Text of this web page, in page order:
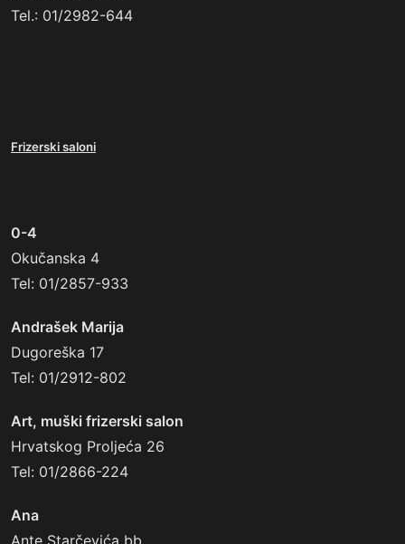
Tel.: 01/2982-644
Frizerski saloni
0-4
Okučanska 4
Tel: 01/2857-933
Andrašek Marija
Dugoreška 17
Tel: 01/2912-802
Art, muški frizerski salon
Hrvatskog Proljeća 26
Tel: 01/2866-224
Ana
Ante Starčevića bb